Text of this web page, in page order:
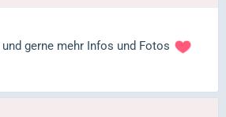
gerne mehr Infos und Fotos